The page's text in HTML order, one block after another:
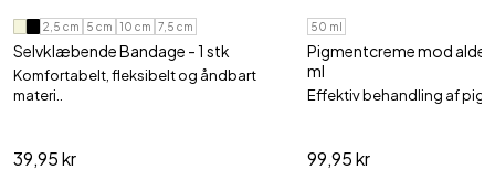
2,5 cm 5 cm 10 cm 7,5 cm
Selvklæbende Bandage - 1 stk
Komfortabelt, fleksibelt og åndbart
materi..
39,95 kr
50 ml
Pigmentcreme mod
ml
Effektiv behandling af
99,95 kr